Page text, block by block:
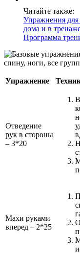
Читайте также:
Упражнения
дома и в
Программа
Упражнение
Отведение
рук в стороны
– 3*20
Махи руками
вперед – 2*25